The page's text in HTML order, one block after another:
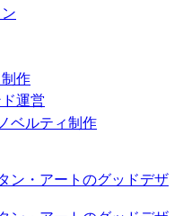
作
運営
ベルティ制作